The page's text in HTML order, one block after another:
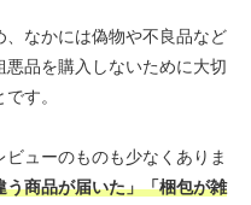
なかには偽物や不良品など
品を購入しないために大切
す。
ビューのものも少なくありま
商品が届いた」「梱包が雑